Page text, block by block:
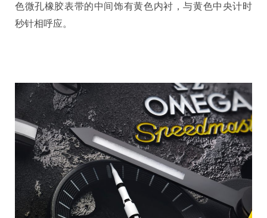
色微孔橡胶表带的中间饰有黄色内衬，与黄色中央计时
秒针相呼应。